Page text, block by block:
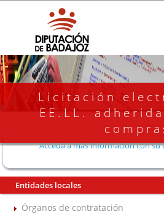
Licitación
EE.LL.
Acceda a más información con
Entidades locales
Órganos de contratación